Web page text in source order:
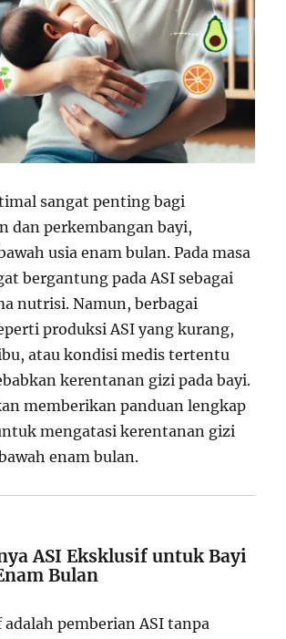
sangat penting bagi
dan perkembangan bayi,
usia enam bulan. Pada masa
bergantung pada ASI sebagai
nutrisi. Namun, berbagai
produksi ASI yang kurang,
atau kondisi medis tertentu
kerentanan gizi pada bayi.
memberikan panduan lengkap
mengatasi kerentanan gizi
enam bulan.
ASI Eksklusif untuk Bayi
Bulan
adalah pemberian ASI tanpa